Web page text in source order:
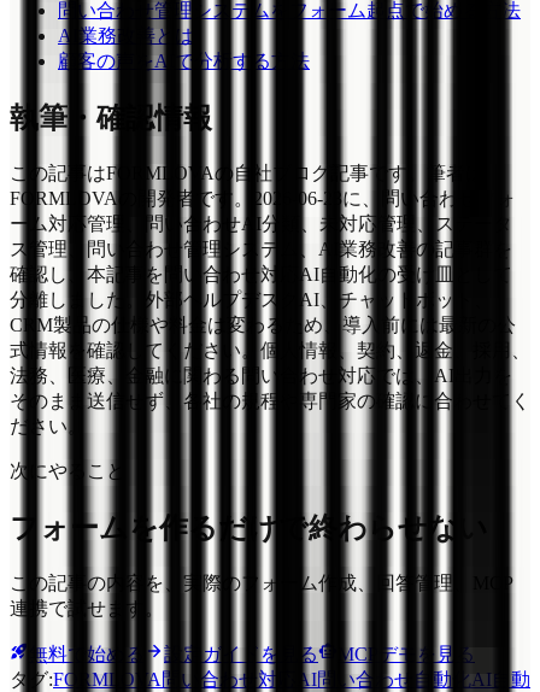
問い合わせ管理システムをフォーム起点で始める方法
AI業務改善とは
顧客の声をAIで分析する方法
執筆・確認情報
この記事はFORMLOVAの自社ブログ記事です。筆者は
FORMLOVAの開発者です。2026-06-23に、問い合わせフォ
ーム対応管理、問い合わせAI分類、未対応管理、ステータ
ス管理、問い合わせ管理システム、AI業務改善の記事群を
確認し、本記事を問い合わせ対応AI自動化の受け皿として
分離しました。外部ヘルプデスクAI、チャットボット、
CRM製品の仕様や料金は変わるため、導入前には最新の公
式情報を確認してください。個人情報、契約、返金、採用、
法務、医療、金融に関わる問い合わせ対応では、AI出力を
そのまま送信せず、各社の規程や専門家の確認に合わせてく
ださい。
次にやること
フォームを作るだけで終わらせない
この記事の内容を、実際のフォーム作成、回答管理、MCP
連携で試せます。
無料で始める 設定ガイドを見る
MCPデモを見る
タグ:FORMLOVA 問い合わせ対応AI問い合わせ自動化AI自動